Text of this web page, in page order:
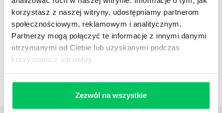
korzystasz z naszej witryny, udostępniamy partnerom
społecznościowym, reklamowym i analitycznym.
Partnerzy mogą połączyć te informacje z innymi danymi
otrzymanymi od Ciebie lub uzyskanymi podczas
korzystania z ich usług.
Zezwól na wszystkie
NEWSLETTER HR
Zapisz się na nasznarzędziowy newsletter
dla praktyków HR. Rozwijaj się z partnerem,
który naprawdę rozumie HR i biznes